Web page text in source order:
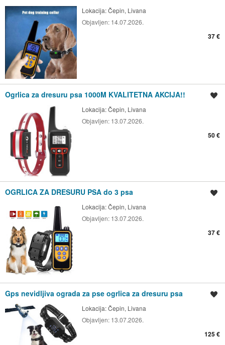
Lokacija:Čepin, Livana
Objavljen: 14.07.2026.
37 €
Ogrlica za dresuru psa 1000M KVALITETNA AKCIJA!!
Lokacija:Čepin, Livana
Objavljen: 13.07.2026.
50 €
OGRLICA ZA DRESURU PSA do 3 psa
Lokacija:Čepin, Livana
Objavljen: 13.07.2026.
37 €
Gps nevidljiva ograda za pse ogrlica za dresuru psa
Lokacija:Čepin, Livana
Objavljen: 13.07.2026.
125 €